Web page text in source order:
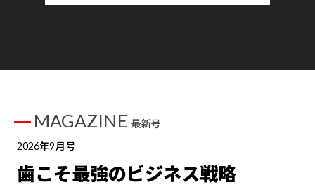
MAGAZINE 最新号
2026年9月号
歯こそ最強のビジネス戦略